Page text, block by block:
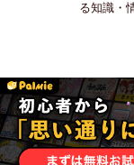
る知識・